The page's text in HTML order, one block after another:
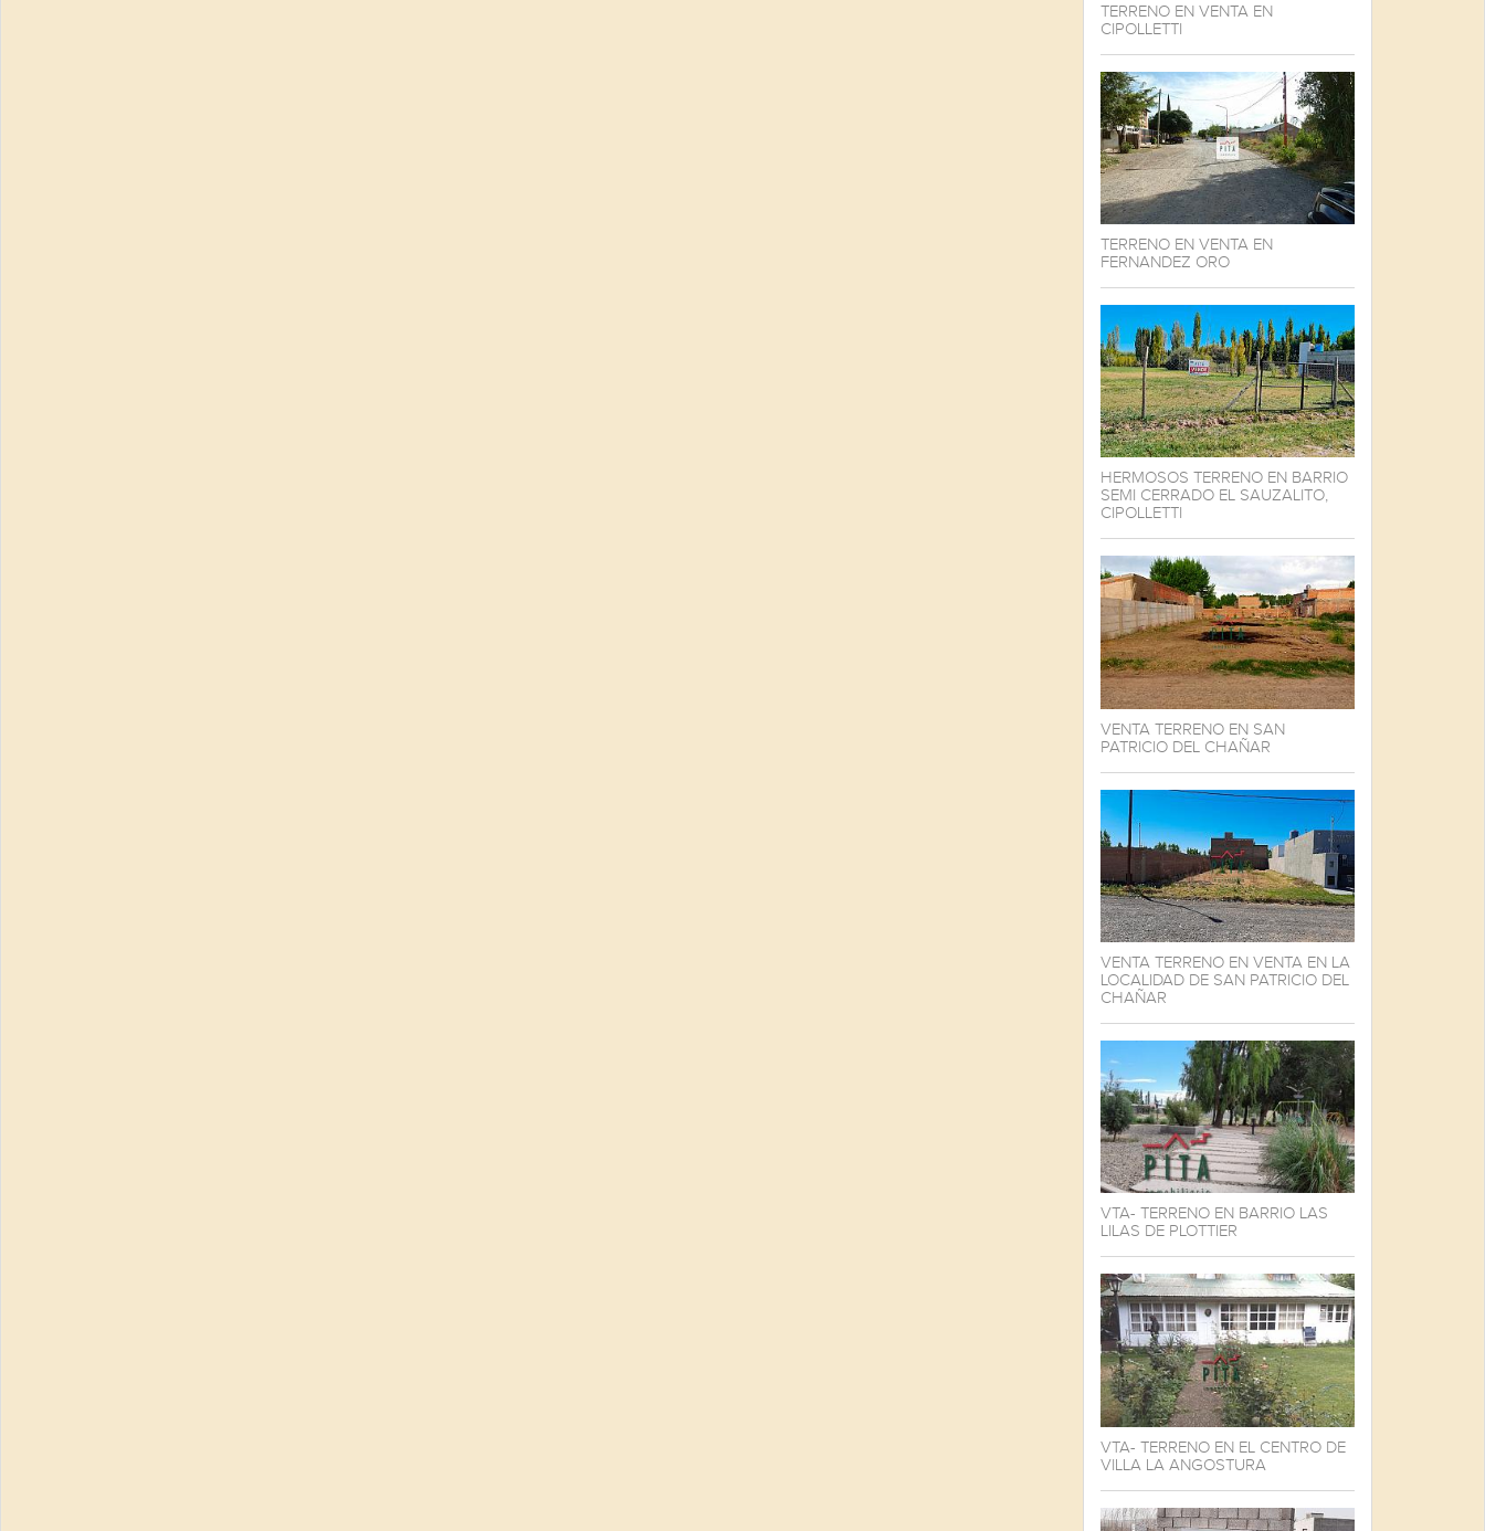
TERRENO EN VENTA EN
CIPOLLETTI
TERRENO EN VENTA EN
FERNANDEZ ORO
HERMOSOS TERRENO EN BARRIO
SEMI CERRADO EL SAUZALITO,
CIPOLLETTI
VENTA TERRENO EN SAN
PATRICIO DEL CHAÑAR
VENTA TERRENO EN VENTA EN LA
LOCALIDAD DE SAN PATRICIO DEL
CHAÑAR
VTA- TERRENO EN BARRIO LAS
LILAS DE PLOTTIER
VTA- TERRENO EN EL CENTRO DE
VILLA LA ANGOSTURA